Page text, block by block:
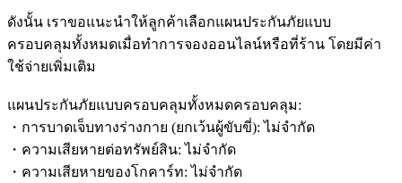
ดังนั้น เราขอแนะนำให้ลูกค้าเลือกแผนประกันภัยแบบ
ครอบคลุมทั้งหมดเมื่อทำการจองออนไลน์หรือที่ร้าน โดยมีค่า
ใช้จ่ายเพิ่มเติม
แผนประกันภัยแบบครอบคลุมทั้งหมดครอบคลุม:
・การบาดเจ็บทางร่างกาย (ยกเว้นผู้ขับขี่): ไม่จำกัด
・ความเสียหายต่อทรัพย์สิน: ไม่จำกัด
・ความเสียหายของโกคาร์ท: ไม่จำกัด